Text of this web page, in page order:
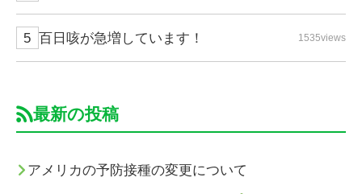
百日咳が急増しています！ 1535views
最新の投稿
アメリカの予防接種の変更について